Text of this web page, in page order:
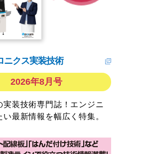
ニクス実装技術
2026年8月号
実装技術専門誌！エンジニ
い最新情報を幅広く特集。